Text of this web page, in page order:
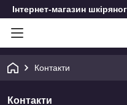
Інтернет-магазин
Контакти
Контакти